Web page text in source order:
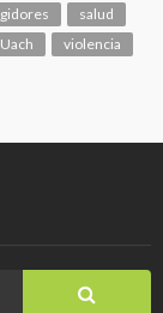
salud
Uach violencia